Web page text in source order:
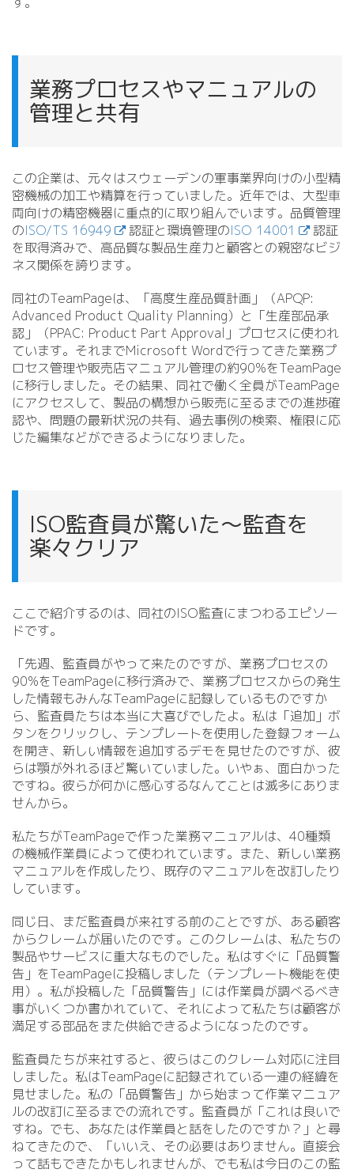
業務プロセスやマニュアルの
管理と共有
この企業は、元々はスウェーデンの軍事業界向けの小型精
密機械の加工や精算を行っていました。近年では、大型車
両向けの精密機器に重点的に取り組んでいます。品質管理
のISO/​TS 16949 認証と環境管理のISO 14001
認証
を取得済みで、高品質な製品生産力と顧客との親密なビジ
ネス関係を誇ります。
同社のTeamPageは、「高度生産品質計画」（APQP:
Advanced Product Quality Planning）と「生産部品承
認」（PPAC: Product Part Approval」プロセスに使われ
ています。それまでMicrosoft Wordで行ってきた業務プ
ロセス管理や販売店マニュアル管理の約90%をTeamPage
に移行しました。その結果、同社で働く全員がTeamPage
にアクセスして、製品の構想から販売に至るまでの進捗確
認や、問題の最新状況の共有、過去事例の検索、権限に応
じた編集などができるようになりました。
ISO監査員が驚いた〜監査を
楽々クリア
ここで紹介するのは、同社のISO監査にまつわるエピソー
ドです。
「先週、監査員がやって来たのですが、業務プロセスの
90%をTeamPageに移行済みで、業務プロセスからの発生
した情報もみんなTeamPageに記録しているものですか
ら、監査員たちは本当に大喜びでしたよ。私は「追加」ボ
タンをクリックし、テンプレートを使用した登録フォーム
を開き、新しい情報を追加するデモを見せたのですが、彼
らは顎が外れるほど驚いていました。いやぁ、面白かった
ですね。彼らが何かに感心するなんてことは滅多にありま
せんから。
私たちがTeamPageで作った業務マニュアルは、40種類
の機械作業員によって使われています。また、新しい業務
マニュアルを作成したり、既存のマニュアルを改訂したり
しています。
同じ日、まだ監査員が来社する前のことですが、ある顧客
からクレームが届いたのです。このクレームは、私たちの
製品やサービスに重大なものでした。私はすぐに「品質警
告」をTeamPageに投稿しました（テンプレート機能を使
用）。私が投稿した「品質警告」には作業員が調べるべき
事がいくつか書かれていて、それによって私たちは顧客が
満足する部品をまた供給できるようになったのです。
監査員たちが来社すると、彼らはこのクレーム対応に注目
しました。私はTeamPageに記録されている一連の経緯を
見せました。私の「品質警告」から始まって作業マニュア
ルの改訂に至るまでの流れです。監査員が「これは良いで
すね。でも、あなたは作業員と話をしたのですか？」と尋
ねてきたので、「いいえ、その必要はありません。直接会
って話もできたかもしれませんが、でも私は今日のこの監